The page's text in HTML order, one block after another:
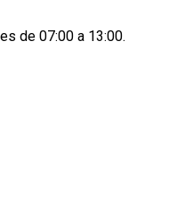
de 07:00 a 13:00.